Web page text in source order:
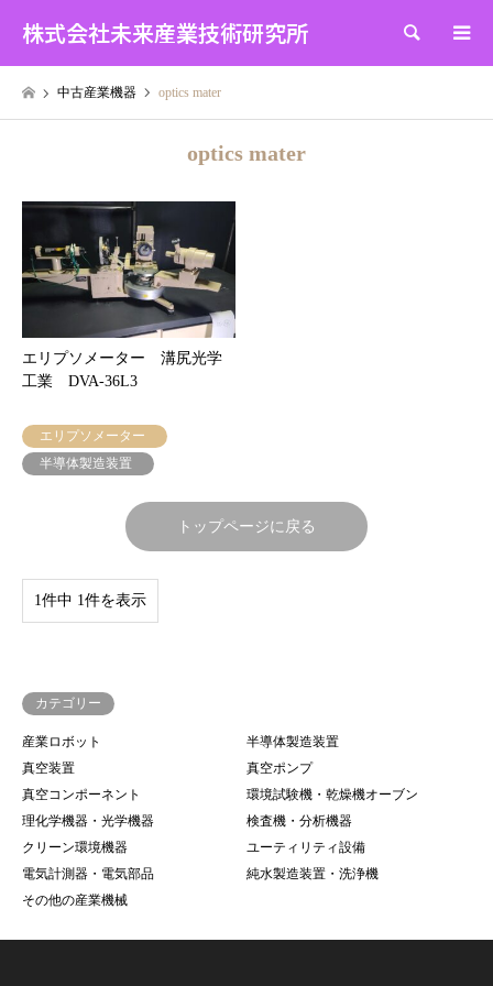
株式会社未来産業技術研究所 検索
中古産業機器 optics mater
optics mater
エリプソメーター 溝尻光学
工業 DVA-36L3
エリプソメーター
半導体製造装置
トップページに戻る
1件中 1件を表示
カテゴリー
産業ロボット
半導体製造装置
真空装置
真空ポンプ
真空コンポーネント
環境試験機・乾燥機オーブン
理化学機器・光学機器
検査機・分析機器
クリーン環境機器
ユーティリティ設備
電気計測器・電気部品
純水製造装置・洗浄機
その他の産業機械